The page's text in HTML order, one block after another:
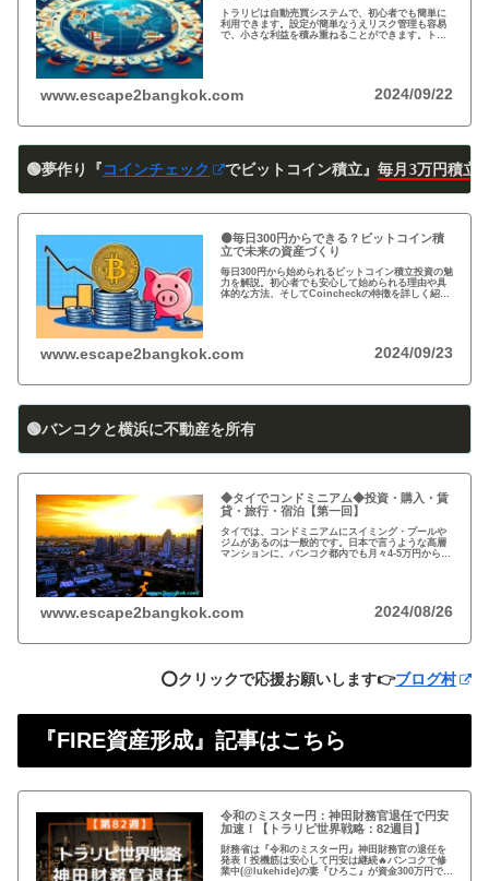
トラリピは自動売買システムで、初心者でも簡単に
利用できます。設定が簡単なうえリスク管理も容易
で、小さな利益を積み重ねることができます。トラ
www.escape2bangkok.com 2024/09/22
🟢夢作り『コインチェック でビットコイン積立』 毎月3万円積立
🟠毎日300円からできる？ビットコイン積
立で未来の資産づくり
毎日300円から始められるビットコイン積立投資の魅
力を解説。初心者でも安心して始められる理由や具
体的な方法、そしてCoincheckの特徴を詳しく紹
www.escape2bangkok.com 2024/09/23
🟢バンコクと横浜に不動産を所有
◆タイでコンドミニアム◆投資・購入・賃
貸・旅行・宿泊【第一回】
タイでは、コンドミニアムにスイミング・プールや
ジムがあるのは一般的です。日本で言うような高層
マンションに、バンコク都内でも月々4-5万円から賃
www.escape2bangkok.com 2024/08/26
⭕️クリックで応援お願いします👉ブログ村
『FIRE資産形成』記事はこちら
令和のミスター円：神田財務官退任で円安
加速！【トラリピ世界戦略：82週目】
財務省は『令和のミスター円』神田財務官の退任を
発表！投機筋は安心して円安は継続🔥バンコクで修
業中(@lukehide)の妻『ひろこ』が資金300万円で